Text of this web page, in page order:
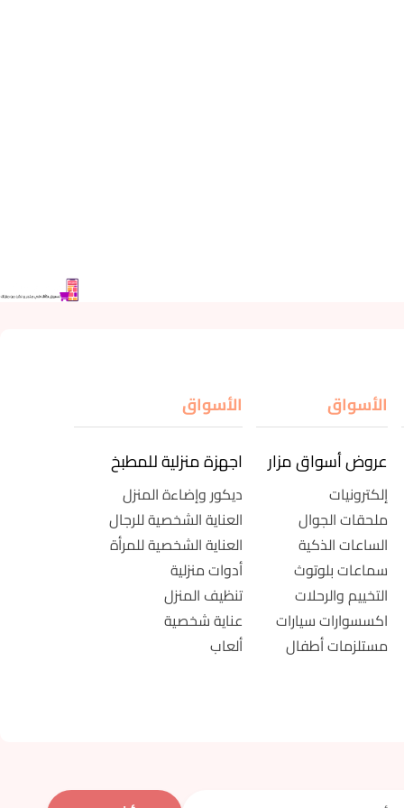
الأسواق
عروض أسواق مزار
إلكترونيات
ملحقات الجوال
الساعات الذكية
سماعات بلوتوث
التخييم والرحلات
اكسسوارات سيارات
مستلزمات أطفال
الأسواق
اجهزة منزلية للمطبخ
ديكور وإضاءة المنزل
العناية الشخصية للرجال
العناية الشخصية للمرأة
أدوات منزلية
تنظيف المنزل
عناية شخصية
ألعاب